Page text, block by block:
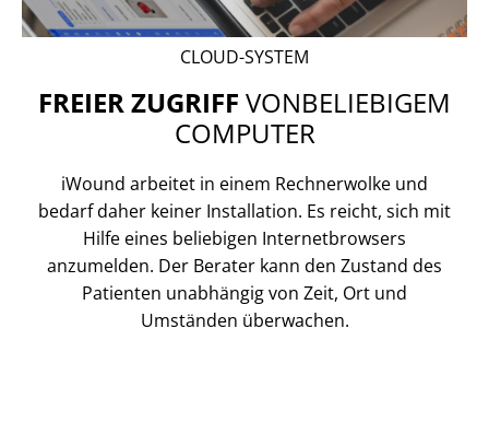
CLOUD-SYSTEM
FREIER ZUGRIFF VONBELIEBIGEM
COMPUTER
iWound arbeitet in einem Rechnerwolke und
bedarf daher keiner Installation. Es reicht, sich mit
Hilfe eines beliebigen Internetbrowsers
anzumelden. Der Berater kann den Zustand des
Patienten unabhängig von Zeit, Ort und
Umständen überwachen.